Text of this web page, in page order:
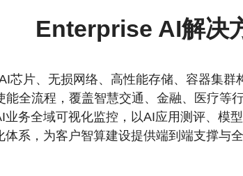
Enterprise AI解决
片、无损网络、高性能存储、容器集群
全流程，覆盖智慧交通、金融、医疗等
务全域可视化监控，以AI应用测评、模
体系，为客户智算建设提供端到端支撑与全